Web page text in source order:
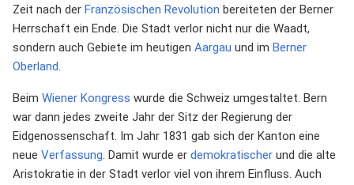
Zeit nach der Französischen Revolution bereiteten der Berner
Herrschaft ein Ende. Die Stadt verlor nicht nur die Waadt,
sondern auch Gebiete im heutigen Aargau und im Berner
Oberland.
Beim Wiener Kongress wurde die Schweiz umgestaltet. Bern
war dann jedes zweite Jahr der Sitz der Regierung der
Eidgenossenschaft. Im Jahr 1831 gab sich der Kanton eine
neue Verfassung. Damit wurde er demokratischer und die alte
Aristokratie in der Stadt verlor viel von ihrem Einfluss. Auch